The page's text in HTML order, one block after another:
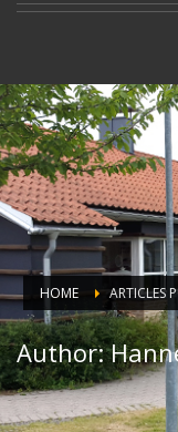
HOME ARTICLES
Author: